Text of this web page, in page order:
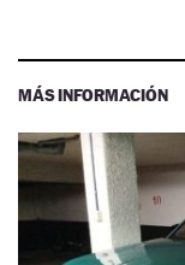
MÁS INFORMACIÓN